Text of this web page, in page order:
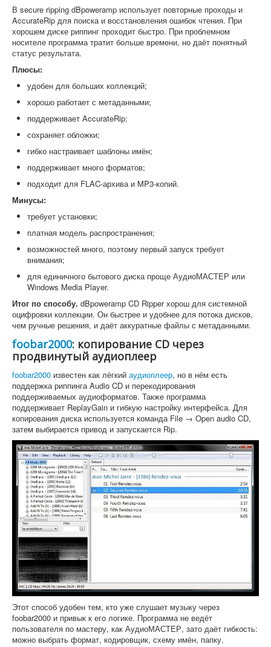
В secure ripping dBpoweramp использует повторные проходы и
AccurateRip для поиска и восстановления ошибок чтения. При
хорошем диске риппинг проходит быстро. При проблемном
носителе программа тратит больше времени, но даёт понятный
статус результата.
Плюсы:
удобен для больших коллекций;
хорошо работает с метаданными;
поддерживает AccurateRip;
сохраняет обложки;
гибко настраивает шаблоны имён;
поддерживает много форматов;
подходит для FLAC-архива и MP3-копий.
Минусы:
требует установки;
платная модель распространения;
возможностей много, поэтому первый запуск требует
внимания;
для единичного бытового диска проще АудиоМАСТЕР или
Windows Media Player.
Итог по способу. dBpoweramp CD Ripper хорош для системной
оцифровки коллекции. Он быстрее и удобнее для потока дисков,
чем ручные решения, и даёт аккуратные файлы с метаданными.
foobar2000: копирование CD через
продвинутый аудиоплеер
foobar2000 известен как лёгкий аудиоплеер, но в нём есть
поддержка риппинга Audio CD и перекодирования
поддерживаемых аудиоформатов. Также программа
поддерживает ReplayGain и гибкую настройку интерфейса. Для
копирования диска используется команда File → Open audio CD,
затем выбирается привод и запускается Rip.
Этот способ удобен тем, кто уже слушает музыку через
foobar2000 и привык к его логике. Программа не ведёт
пользователя по мастеру, как АудиоМАСТЕР, зато даёт гибкость:
можно выбрать формат, кодировщик, схему имён, папку,